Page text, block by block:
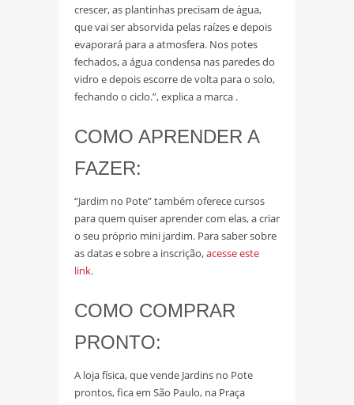
crescer, as plantinhas precisam de água,
que vai ser absorvida pelas raízes e depois
evaporará para a atmosfera. Nos potes
fechados, a água condensa nas paredes do
vidro e depois escorre de volta para o solo,
fechando o ciclo.”, explica a marca .
COMO APRENDER A
FAZER:
“Jardim no Pote” também oferece cursos
para quem quiser aprender com elas, a criar
o seu próprio mini jardim. Para saber sobre
as datas e sobre a inscrição,acesse este
link.
COMO COMPRAR
PRONTO:
A loja física, que vende Jardins no Pote
prontos, fica em São Paulo, na Praça